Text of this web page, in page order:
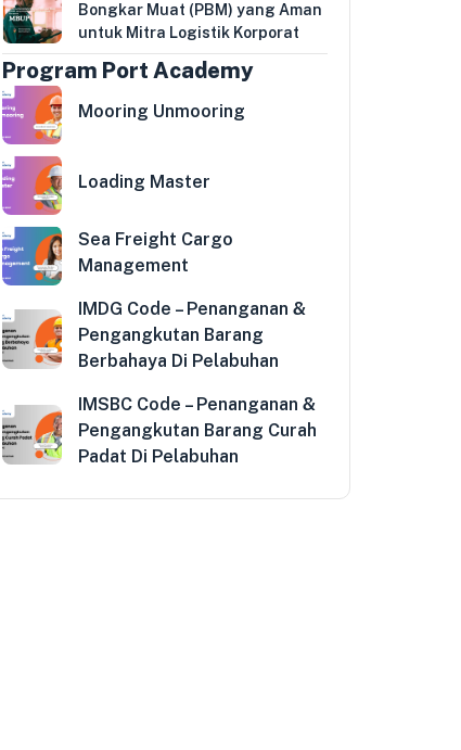
Bongkar Muat (PBM) yang Aman
untuk Mitra Logistik Korporat
Program Port Academy
Mooring Unmooring
Loading Master
Sea Freight Cargo
Management
IMDG Code – Penanganan &
Pengangkutan Barang
Berbahaya Di Pelabuhan
IMSBC Code – Penanganan &
Pengangkutan Barang Curah
Padat Di Pelabuhan